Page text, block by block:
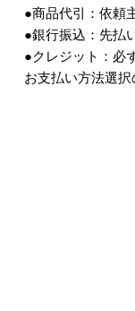
●商品代引：依頼
●銀行振込：先払
●クレジット：必
お支払い方法選択